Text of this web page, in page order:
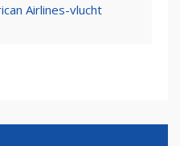
Airlines-vlucht